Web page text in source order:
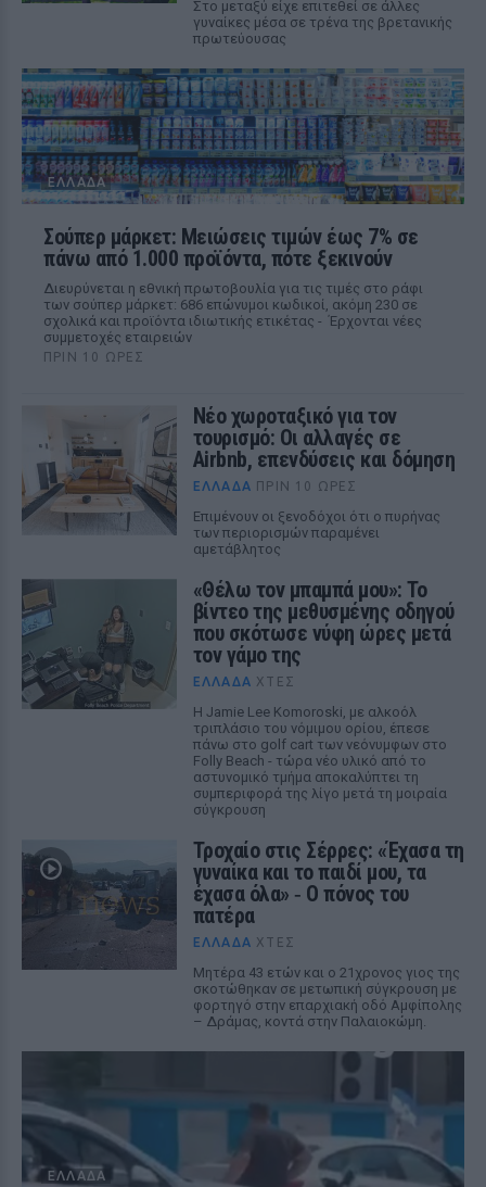
Στο μεταξύ είχε επιτεθεί σε άλλες
γυναίκες μέσα σε τρένα της βρετανικής
πρωτεύουσας
ΕΛΛΆΔΑ
Σούπερ μάρκετ: Μειώσεις τιμών έως 7% σε
πάνω από 1.000 προϊόντα, πότε ξεκινούν
Διευρύνεται η εθνική πρωτοβουλία για τις τιμές στο ράφι
των σούπερ μάρκετ: 686 επώνυμοι κωδικοί, ακόμη 230 σε
σχολικά και προϊόντα ιδιωτικής ετικέτας - Έρχονται νέες
συμμετοχές εταιρειών
ΠΡΙΝ 10 ΏΡΕΣ
Νέο χωροταξικό για τον
τουρισμό: Οι αλλαγές σε
Airbnb, επενδύσεις και δόμηση
ΕΛΛΆΔΑ ΠΡΙΝ 10 ΏΡΕΣ
Επιμένουν οι ξενοδόχοι ότι ο πυρήνας
των περιορισμών παραμένει
αμετάβλητος
«Θέλω τον μπαμπά μου»: Το
βίντεο της μεθυσμένης οδηγού
που σκότωσε νύφη ώρες μετά
τον γάμο της
ΕΛΛΆΔΑ ΧΤΕΣ
Η Jamie Lee Komoroski, με αλκοόλ
τριπλάσιο του νόμιμου ορίου, έπεσε
πάνω στο golf cart των νεόνυμφων στο
Folly Beach - τώρα νέο υλικό από το
αστυνομικό τμήμα αποκαλύπτει τη
συμπεριφορά της λίγο μετά τη μοιραία
σύγκρουση
Τροχαίο στις Σέρρες: «Έχασα τη
γυναίκα και το παιδί μου, τα
έχασα όλα» ‑ Ο πόνος του
πατέρα
ΕΛΛΆΔΑ ΧΤΕΣ
Μητέρα 43 ετών και ο 21χρονος γιος της
σκοτώθηκαν σε μετωπική σύγκρουση με
φορτηγό στην επαρχιακή οδό Αμφίπολης
– Δράμας, κοντά στην Παλαιοκώμη.
ΕΛΛΆΔΑ